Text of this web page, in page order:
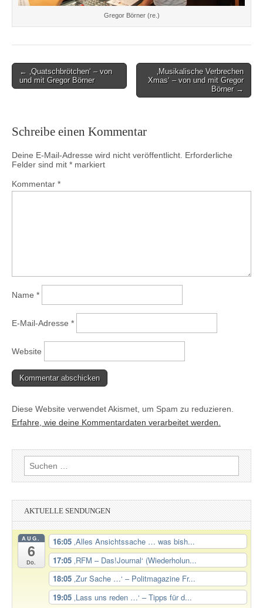
Gregor Börner (re.)
Post
navigation
← ‚Quatschbrötchen‘ – von
und mit Gregor Börner
‚Musikalische Verbrechen
Xmas‘ – von und mit Gregor
Börner →
Schreibe einen Kommentar
Deine E-Mail-Adresse wird nicht veröffentlicht. Erforderliche
Felder sind mit * markiert
Kommentar *
Name *
E-Mail-Adresse *
Website
Diese Website verwendet Akismet, um Spam zu reduzieren.
Erfahre, wie deine Kommentardaten verarbeitet werden.
Suchen
nach:
AKTUELLE SENDUNGEN
AUG.
6
Do.
16:05 ‚Alles Ansichtssache … was bish...
17:05 ‚RFM – Das!Journal‘ (Wiederholun...
18:05 ‚Zur Sache …‘ – Politmagazine Fr...
19:05 ‚Lass uns reden …‘ – Tipps für d...